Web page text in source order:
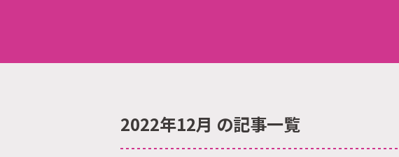
2022年12月 の記事一覧